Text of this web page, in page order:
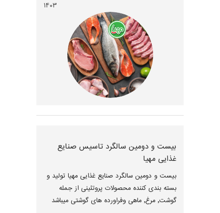
1403
بیست و دومین سالگرد تاسیس صنایع
غذایی مهیا
بیست و دومین سالگرد صنایع غذایی مهیا تولید و
بسته بندی کننده محصولات پروتئینی از جمله
گوشت, مرغ, ماهی وفراورده های گوشتی میباشد